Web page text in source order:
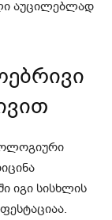
აუცილებლად
იგი სისხლის